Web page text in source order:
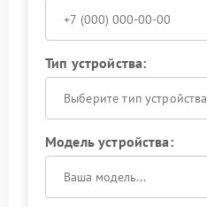
Тип устройства:
Выберите тип устройства
Модель устройства: